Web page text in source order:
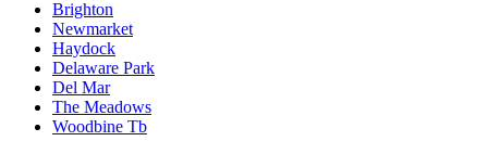
Brighton
Newmarket
Haydock
Delaware Park
Del Mar
The Meadows
Woodbine Tb